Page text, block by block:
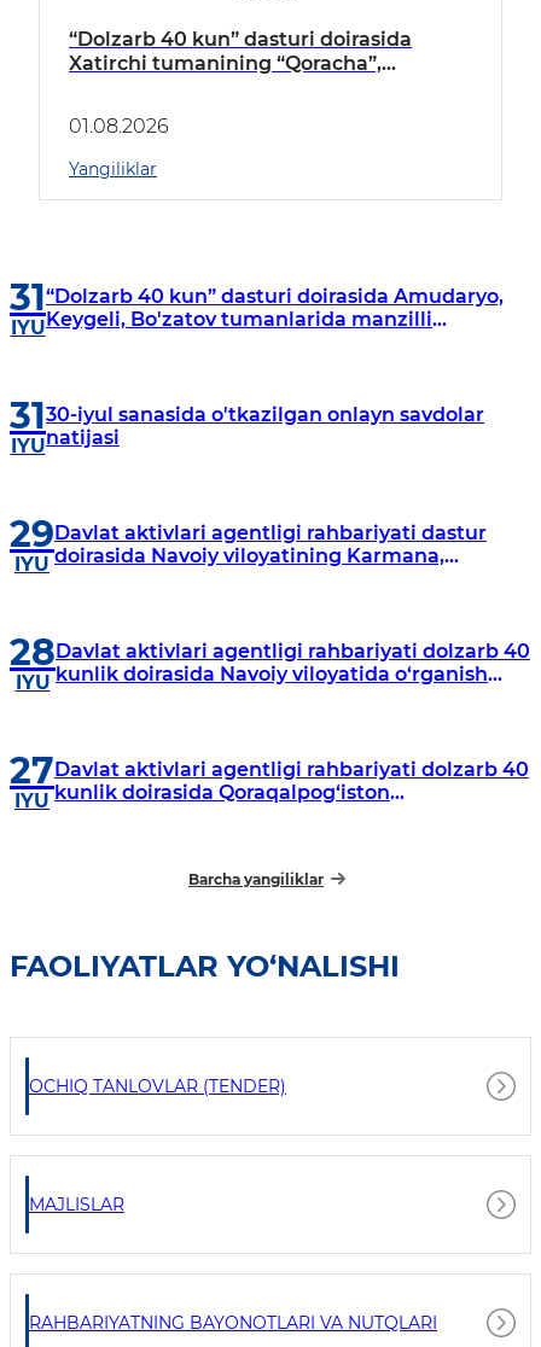
“Dolzarb 40 kun” dasturi doirasida
Xatirchi tumanining “Qoracha”,
borildi
01.08.2026
Yangiliklar
31
IYU
“Dolzarb 40 kun” dasturi doirasida Amudaryo,
Keygeli, Bo'zatov tumanlarida manzilli
31
IYU
30-iyul sanasida o'tkazilgan onlayn savdolar
natijasi
29
IYU
Davlat aktivlari agentligi rahbariyati dastur
doirasida Navoiy viloyatining Karmana,
28
IYU
Davlat aktivlari agentligi rahbariyati dolzarb 40
kunlik doirasida Navoiy viloyatida o‘rganish
27
IYU
Davlat aktivlari agentligi rahbariyati dolzarb 40
kunlik doirasida Qoraqalpog‘iston
Barcha yangiliklar
FAOLIYATLAR YO‘NALISHI
OCHIQ TANLOVLAR (TENDER)
MAJLISLAR
RAHBARIYATNING BAYONOTLARI VA NUTQLARI